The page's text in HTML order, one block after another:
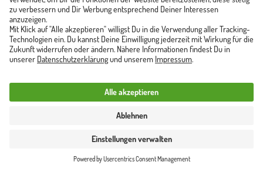
Unser Shop ist von
Trusted Shops zertifiziert
Vertrag widerrufen